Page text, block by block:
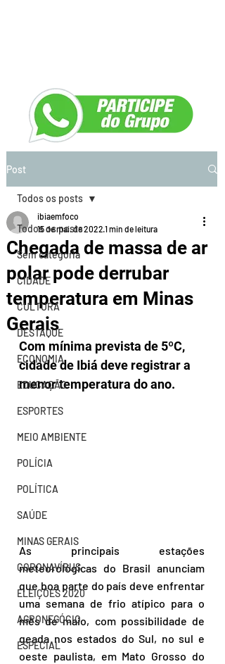
Post
Todos os posts
Sem categoria
CIDADE
CULTURA
DESTAQUE
ECONOMIA
EDUCAÇÃO
ESPORTES
MEIO AMBIENTE
POLÍCIA
POLÍTICA
SAÚDE
MINAS GERAIS
CORONAVÍRUS
ELEIÇÕES 2020
AGRONEGÓCIO
ESPECIAL
Todos os posts
Chegada de massa de ar
polar pode derrubar
temperatura em Minas
Gerais
ibiaemfoco
15 de mai. de 2022 1 min de leitura
Com mínima prevista de 5ºC,
cidade de Ibiá deve registrar a
menor temperatura do ano.
As principais estações
meteorológicas do Brasil anunciam
que boa parte do país deve enfrentar
uma semana de frio atípico para o
mês de maio, com possibilidade de
geada nos estados do Sul, no sul e
oeste paulista, em Mato Grosso do